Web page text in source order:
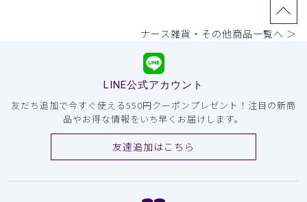
ナース雑貨・その他商品一覧へ ＞
LINE公式アカウント
友だち追加で今すぐ使える550円クーポンプレゼント！注目の新商
品やお得な情報をいち早くお届けします。
友達追加はこちら